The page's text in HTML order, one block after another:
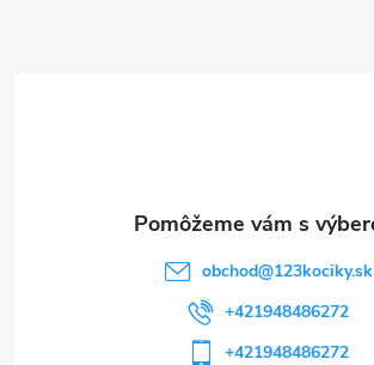
obchod@123kociky.sk
+421948486272
+421948486272